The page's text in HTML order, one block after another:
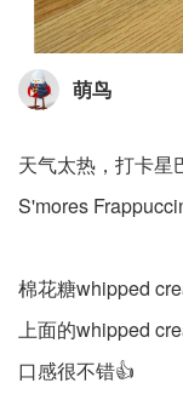
萌鸟
天气太热，打卡星
S'mores
棉花糖whipped
上面的whipped
口感很不错👍